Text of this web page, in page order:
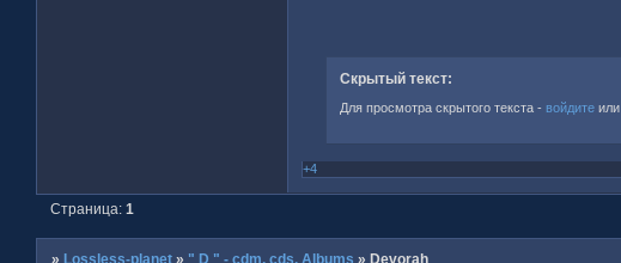
Скрытый текст:
Для просмотра скрытого текста - войдитеили
+4
Страница:1
»Lossless-planet » " D " - cdm, cds, Albums »Devorah